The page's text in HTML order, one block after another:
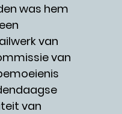
was hem
van
van
van